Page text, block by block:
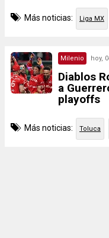
Más noticias: Liga MX
Milenio hoy,
Diablos
a
playoffs
Más noticias: Toluca